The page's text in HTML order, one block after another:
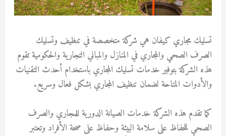
تسليك مجاري كيفان هي شركة متخصصة في تنظيف وتسليك
الصرف الصحي والمجاري في المنازل والمباني التجارية والحكومية تقوم
هذه الشركة بتوفير خدمات تسليك المجاري باستخدام أحدث التقنيات
والأدوات المتاحة لضمان تنظيف المجاري بشكل فعال وسريع.
كما تقدم هذه الشركة خدمات الصيانة الدورية للمجاري والصرف
الصحي للحفاظ على سلامة البيئة وحفاظ على صحة الأفراد وتعتبر